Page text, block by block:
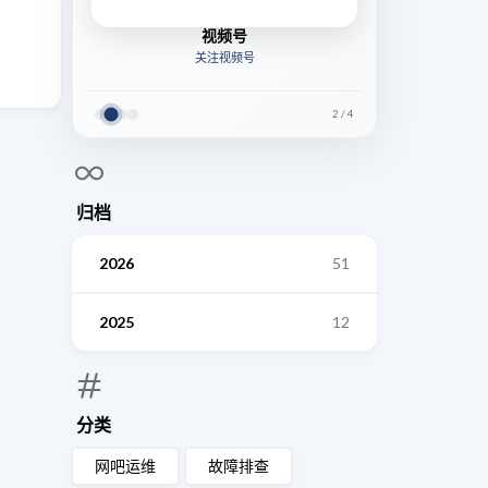
视频号
关注视频号
2 /4
归档
2026 51
2025 12
分类
网吧运维 故障排查